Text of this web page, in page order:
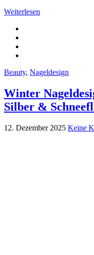
Weiterlesen
Beauty, Nageldesign
Winter
Silber &
12. Dezember 2025 Keine